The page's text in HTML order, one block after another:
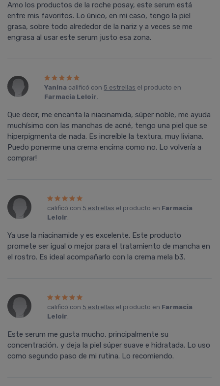
Amo los productos de la roche posay, este serum está
entre mis favoritos. Lo único, en mi caso, tengo la piel
grasa, sobre todo alrededor de la nariz y a veces se me
engrasa al usar este serum justo esa zona.
Yanina calificó con 5 estrellas el producto en
Farmacia Leloir.
Que decir, me encanta la niacinamida, súper noble, me ayuda
muchísimo con las manchas de acné, tengo una piel que se
hiperpigmenta de nada. Es increíble la textura, muy liviana.
Puedo ponerme una crema encima como no. Lo volvería a
comprar!
calificó con 5 estrellas el producto en Farmacia
Leloir.
Ya use la niacinamide y es excelente. Este producto
promete ser igual o mejor para el tratamiento de mancha en
el rostro. Es ideal acompañarlo con la crema mela b3.
calificó con 5 estrellas el producto en Farmacia
Leloir.
Este serum me gusta mucho, principalmente su
concentración, y deja la piel súper suave e hidratada. Lo uso
como segundo paso de mi rutina. Lo recomiendo.